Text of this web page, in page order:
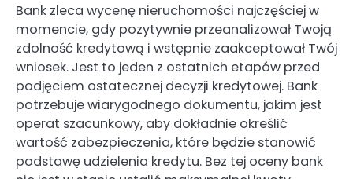
Bank zleca wycenę nieruchomości najczęściej w
momencie, gdy pozytywnie przeanalizował Twoją
zdolność kredytową i wstępnie zaakceptował Twój
wniosek. Jest to jeden z ostatnich etapów przed
podjęciem ostatecznej decyzji kredytowej. Bank
potrzebuje wiarygodnego dokumentu, jakim jest
operat szacunkowy, aby dokładnie określić
wartość zabezpieczenia, które będzie stanowić
podstawę udzielenia kredytu. Bez tej oceny bank